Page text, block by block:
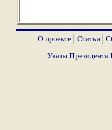
О проекте Статьи
Указы Президента